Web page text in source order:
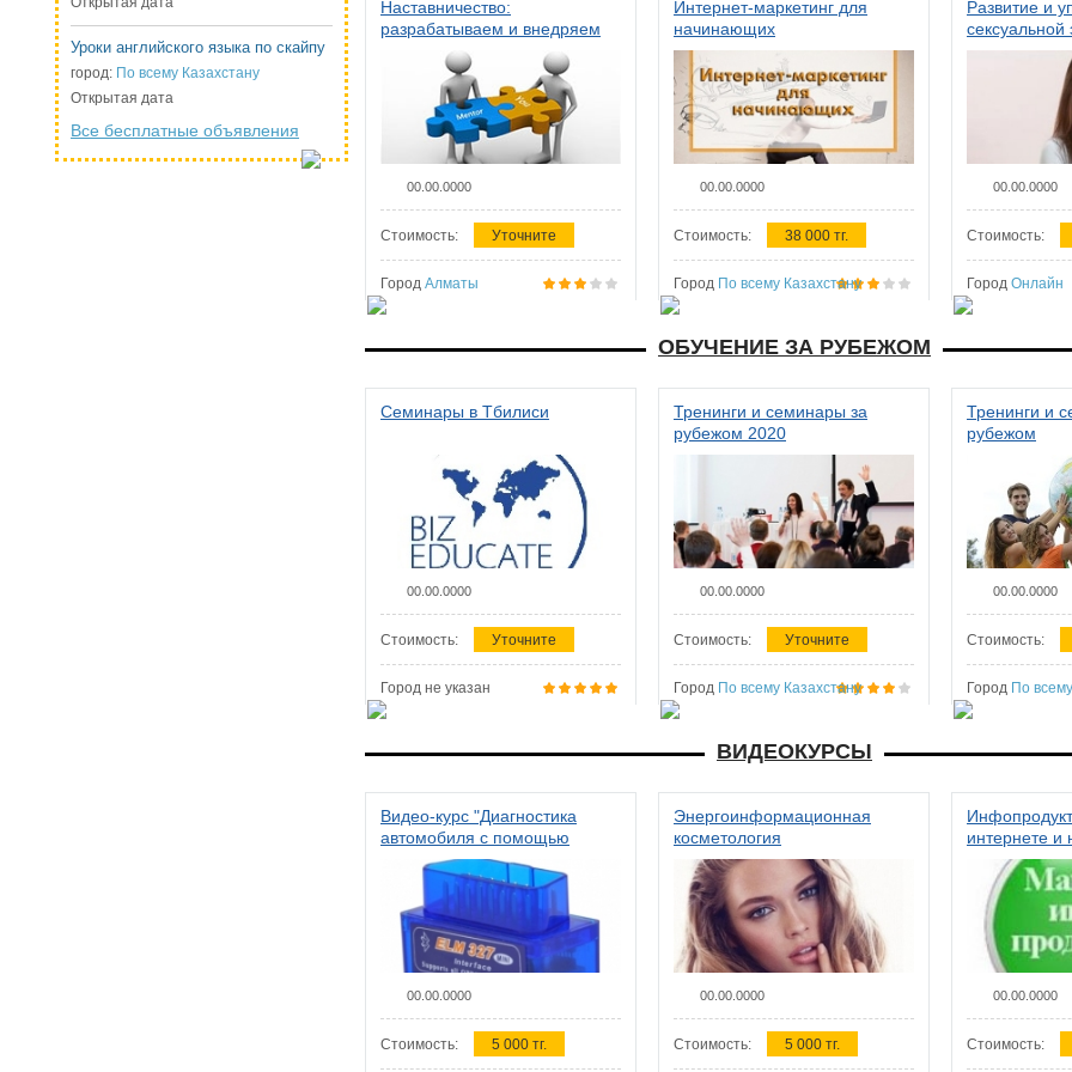
Уроки английского языка по скайпу
город: По всему Казахстану
Открытая дата
Все бесплатные объявления
Наставничество:
разрабатываем и внедряем
систему наставничества в
организации
00.00.0000
Стоимость: Уточните
Город Алматы
Интернет-маркетинг для
начинающих
00.00.0000
Стоимость: 38 000 тг.
Город По всему Казахстану
Развитие и
сексуальной
женщин
00.00.0000
Стоимость:
Город Онлайн
ОБУЧЕНИЕ ЗА РУБЕЖОМ
Семинары в Тбилиси
00.00.0000
Стоимость: Уточните
Город не указан
Тренинги и семинары за
рубежом 2020
00.00.0000
Стоимость: Уточните
Город По всему Казахстану
Тренинги и
рубежом
00.00.0000
Стоимость:
Город По
ВИДЕОКУРСЫ
Видео-курс "Диагностика
автомобиля с помощью
сканера ELM 327"
00.00.0000
Стоимость: 5 000 тг.
Энергоинформационная
косметология
00.00.0000
Стоимость: 5 000 тг.
интернете и
00.00.0000
Стоимость: